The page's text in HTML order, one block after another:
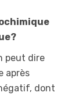
peut dire
après
dont